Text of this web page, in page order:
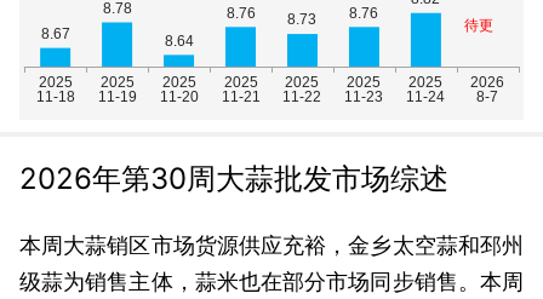
2026年第30周大蒜批发市场综述
本周大蒜销区市场货源供应充裕，金乡太空蒜和邳州
级蒜为销售主体，蒜米也在部分市场同步销售。本周